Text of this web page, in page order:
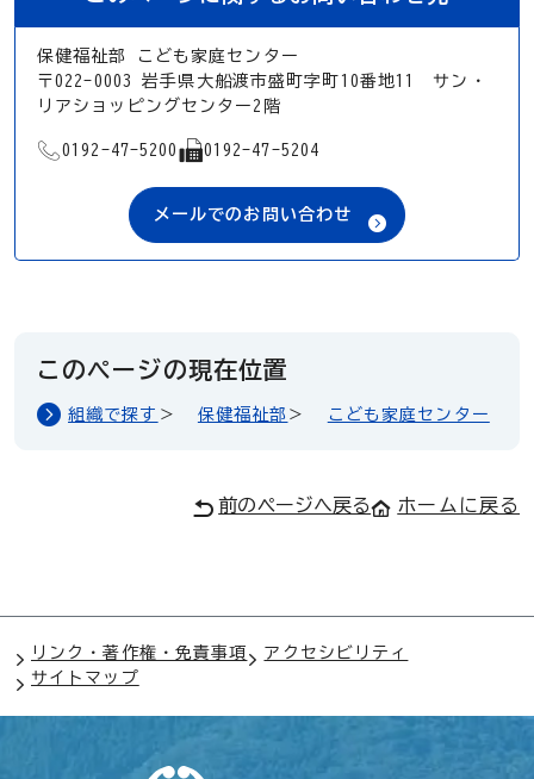
保健福祉部 こども家庭センター
〒022-0003 岩手県大船渡市盛町字町10番地11 サン・
リアショッピングセンター2階
TEL
0192-47-5200 FAX
0192-47-5204
メールでのお問い合わせ
このページの現在位置
組織で探す 保健福祉部 こども家庭センター
前のページへ戻る ホームに戻る
リンク・著作権・免責事項
アクセシビリティ
サイトマップ